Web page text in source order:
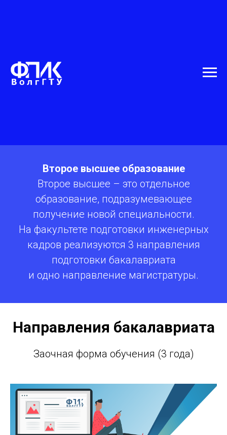
Второе высшее образование
Второе высшее – это отдельное
образование, подразумевающее
получение новой специальности.
На факультете подготовки инженерных
кадров реализуются 3 направления
подготовки бакалавриата
и одно направление магистратуры.
Направления бакалавриата
Заочная форма обучения (3 года)